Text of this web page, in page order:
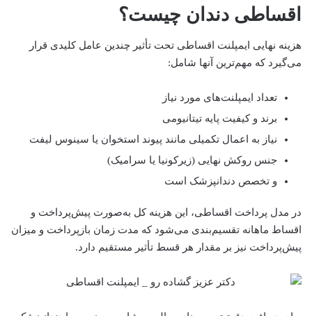
اقساطی دندان چیست؟
هزینه نهایی ایمپلنت اقساطی تحت تأثیر چندین عامل کلیدی قرار
می‌گیرد که مهم‌ترین آنها شامل:
تعداد ایمپلنت‌های مورد نیاز
برند و کیفیت پایه تیتانیومی
نیاز به اعمال تکمیلی مانند پیوند استخوان یا سینوس لیفت
جنس روکش نهایی (زیرکونیا یا سرامیک)
و تخصص دندانپزشک است
در مدل پرداخت اقساطی، این هزینه کل به‌صورت پیش‌پرداخت و
اقساط ماهانه تقسیم‌بندی می‌شود که مدت زمان بازپرداخت و میزان
پیش‌پرداخت نیز بر مقدار هر قسط تأثیر مستقیم دارد.